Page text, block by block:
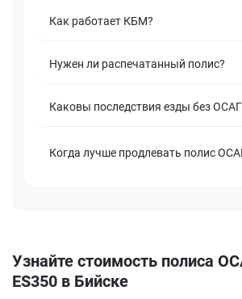
Как работает КБМ?
Нужен ли распечатанный полис?
Каковы последствия езды без
Когда лучше продлевать полис
Узнайте стоимость полиса
ES350 в Бийске